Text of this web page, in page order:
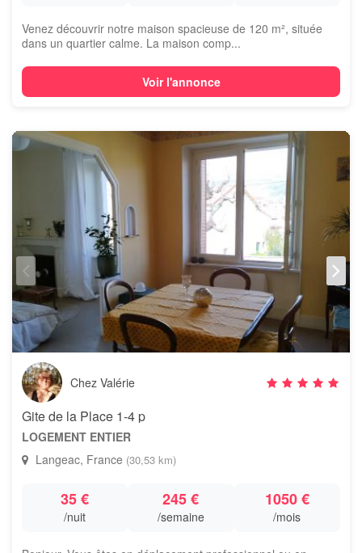
Venez découvrir notre maison spacieuse de 120 m², située
dans un quartier calme. La maison comp...
Voir l'annonce
Chez Valérie
Gite de la Place 1-4 p
LOGEMENT ENTIER
Langeac, France (30,53 km)
35 €
/nuit
245 €
/semaine
1050 €
/mois